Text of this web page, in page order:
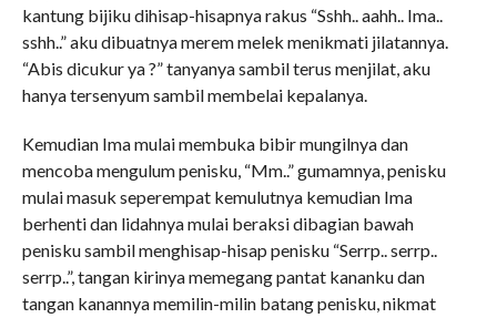
kantung bijiku dihisap-hisapnya rakus “Sshh.. aahh.. Ima..
sshh..” aku dibuatnya merem melek menikmati jilatannya.
“Abis dicukur ya ?” tanyanya sambil terus menjilat, aku
hanya tersenyum sambil membelai kepalanya.
Kemudian Ima mulai membuka bibir mungilnya dan
mencoba mengulum penisku, “Mm..” gumamnya, penisku
mulai masuk seperempat kemulutnya kemudian Ima
berhenti dan lidahnya mulai beraksi dibagian bawah
penisku sambil menghisap-hisap penisku “Serrp.. serrp..
serrp..”, tangan kirinya memegang pantat kananku dan
tangan kanannya memilin-milin batang penisku, nikmat